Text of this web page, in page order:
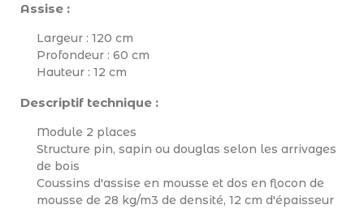
Assise :
Largeur : 120 cm
Profondeur : 60 cm
Hauteur : 12 cm
Descriptif technique :
Module 2 places
Structure pin, sapin ou douglas selon les arrivages
de bois
Coussins d'assise en mousse et dos en flocon de
mousse de 28 kg/m3 de densité, 12 cm d'épaisseur